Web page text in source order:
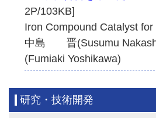
2P/103KB]
Iron Compound Catalyst
中島 晋(Susumu
(Fumiaki Yoshikawa)
研究・技術開発